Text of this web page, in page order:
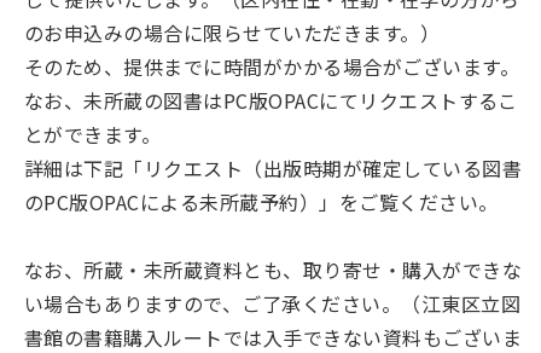
のお申込みの場合に限らせていただきます。）
そのため、提供までに時間がかかる場合がございます。
なお、未所蔵の図書はPC版OPACにてリクエストするこ
とができます。
詳細は下記「リクエスト（出版時期が確定している図書
のPC版OPACによる未所蔵予約）」をご覧ください。
なお、所蔵・未所蔵資料とも、取り寄せ・購入ができな
い場合もありますので、ご了承ください。（江東区立図
書館の書籍購入ルートでは入手できない資料もございま